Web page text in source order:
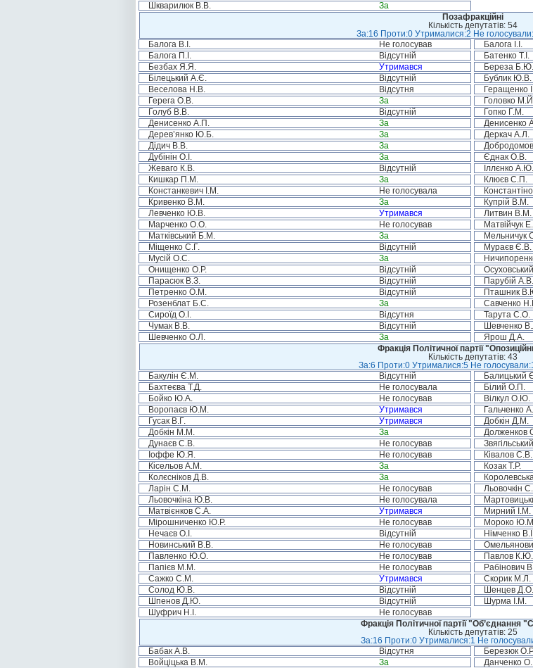
Шкварилюк В.В.
За
Позафракційні
Кількість депутатів: 54
За:16 Проти:0 Утрималися:2 Не
Балога В.І.
Не голосував Балога І.І.
Балога П.І.
Відсутній Батенко Т.І.
Безбах Я.Я.
Утримався Береза Б.Ю.
Білецький А.Є.
Відсутній Бублик Ю.В.
Веселова Н.В.
Відсутня Геращенко
Герега О.В.
За Головко
Голуб В.В.
Відсутній Гопко Г.М.
Денисенко А.П.
За Денисенко
Дерев’янко Ю.Б.
За Деркач А.Л.
Дідич В.В.
За
Дубінін О.І.
За Єднак О.В.
Жеваго К.В.
Відсутній Іллєнко А.Ю.
Кишкар П.М.
За Клюєв С.П.
Констанкевич І.М.
Не голосувала
Кривенко В.М.
За Купрій В.М.
Левченко Ю.В.
Утримався Литвин В.М.
Марченко О.О.
Не голосував Матвійчук
Матківський Б.М.
За Мельничук
Міщенко С.Г.
Відсутній Мураєв Є.В.
Мусій О.С.
За
Онищенко О.Р.
Відсутній
Парасюк В.З.
Відсутній Парубій А.В.
Петренко О.М.
Відсутній Пташник
Розенблат Б.С.
За Савченко
Сироїд О.І.
Відсутня Тарута С.О.
Чумак В.В.
Відсутній Шевченко
Шевченко О.Л.
За Ярош Д.А.
Фракція Політичної партії
Кількість депутатів: 43
За:6 Проти:0 Утрималися:5 Не
Бакулін Є.М.
Відсутній Балицький
Бахтеєва Т.Д.
Не голосувала Білий О.П.
Бойко Ю.А.
Не голосував Вілкул О.Ю.
Воропаєв Ю.М.
Утримався Гальченко
Гусак В.Г.
Утримався Добкін Д.М.
Добкін М.М.
За Долженков
Дунаєв С.В.
Не голосував
Іоффе Ю.Я.
Не голосував Ківалов С.В.
Кісельов А.М.
За Козак Т.Р.
Колєсніков Д.В.
За
Ларін С.М.
Не голосував Льовочкін
Льовочкіна Ю.В.
Не голосувала
Матвієнков С.А.
Утримався Мирний І.М.
Мірошниченко Ю.Р.
Не голосував Мороко
Нечаєв О.І.
Відсутній Німченко
Новинський В.В.
Не голосував
Павленко Ю.О.
Не голосував Павлов К.Ю.
Папієв М.М.
Не голосував Рабінович
Сажко С.М.
Утримався Скорик М.Л.
Солод Ю.В.
Відсутній Шенцев Д.О.
Шпенов Д.Ю.
Відсутній Шурма І.М.
Шуфрич Н.І.
Не голосував
Фракція Політичної партії
Кількість депутатів: 25
За:16 Проти:0 Утрималися:1 Не
Бабак А.В.
Відсутня Березюк
Войціцька В.М.
За Данченко